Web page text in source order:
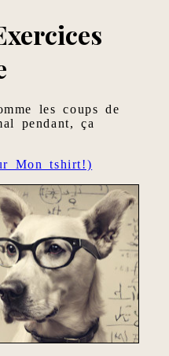
les coups de
pendant, ça
Mon tshirt!)